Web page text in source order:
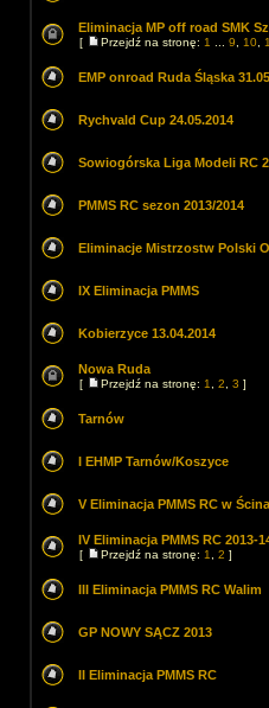
Eliminacja MP off road SMK
[ Przejdź na stronę: 1 9 10
EMP onroad Ruda Śląska
Rychvald Cup 24.05.2014
Sowiogórska Liga Modeli RC
PMMS RC sezon 2013/2014
Eliminacje Mistrzostw Polski
IX Eliminacja PMMS
Kobierzyce 13.04.2014
Nowa Ruda
[ Przejdź na stronę: 1 2 3 ]
Tarnów
I EHMP Tarnów/Koszyce
V Eliminacja PMMS RC w
IV Eliminacja PMMS RC 2013-
[ Przejdź na stronę: 1 2 ]
III Eliminacja PMMS RC Walim
GP NOWY SĄCZ 2013
II Eliminacja PMMS RC